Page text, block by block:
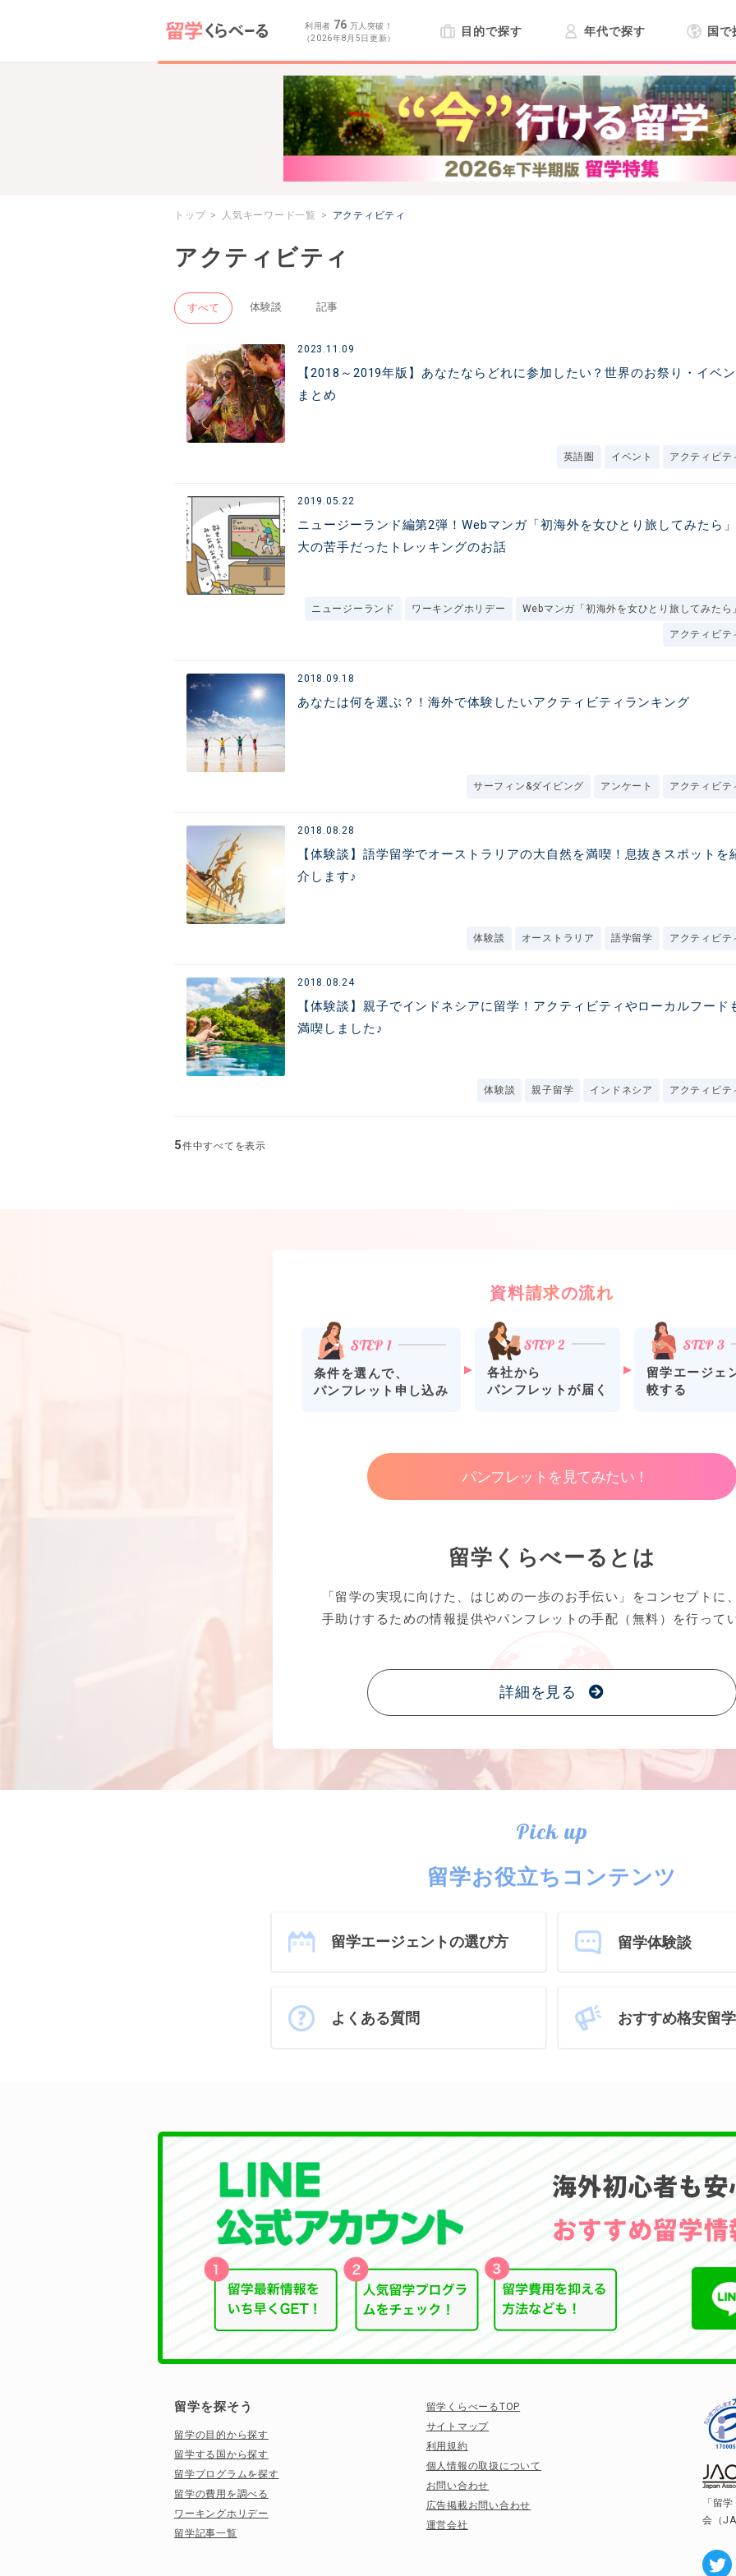
利用者 76 万人突破！
（2026年8月5日更新）
目的で探す 年代で探す 国で
トップ 人気キーワード一覧 アクティビティ
アクティビティ
すべて 体験談 記事
2023.11.09
【2018～2019年版】あなたならどれに参加したい？世界のお祭り・イベ
まとめ
英語圏 イベント アクティビテ
2019.05.22
ニュージーランド編第2弾！Webマンガ「初海外を女ひとり旅してみたら」
大の苦手だったトレッキングのお話
ニュージーランド ワーキングホリデー Webマンガ「初海外を女ひとり旅してみたら
アクティビテ
2018.09.18
あなたは何を選ぶ？！海外で体験したいアクティビティランキング
サーフィン&ダイビング アンケート アクティビテ
2018.08.28
【体験談】語学留学でオーストラリアの大自然を満喫！息抜きスポットを
介します♪
体験談 オーストラリア 語学留学 アクティビテ
2018.08.24
【体験談】親子でインドネシアに留学！アクティビティやローカルフード
満喫しました♪
体験談 親子留学 インドネシア アクティビテ
5件中すべてを表示
資料請求の流れ
条件を選んで、
パンフレット申し込み
各社から
パンフレットが届く
留学エージェ
較する
パンフレットを見てみたい！
留学くらべーるとは
「留学の実現に向けた、はじめの一歩のお手伝い」をコンセプトに
手助けするための情報提供やパンフレットの手配（無料）を行って
詳細を見る
Pick up
留学お役立ちコンテンツ
留学エージェントの選び方 留学体験談
よくある質問 おすすめ格安留学
留学を探そう
留学の目的から探す
留学する国から探す
留学プログラムを探す
留学の費用を調べる
ワーキングホリデー
留学記事一覧
留学くらべーるTOP
サイトマップ
利用規約
個人情報の取扱について
お問い合わせ
広告掲載お問い合わせ
運営会社
「留
会（